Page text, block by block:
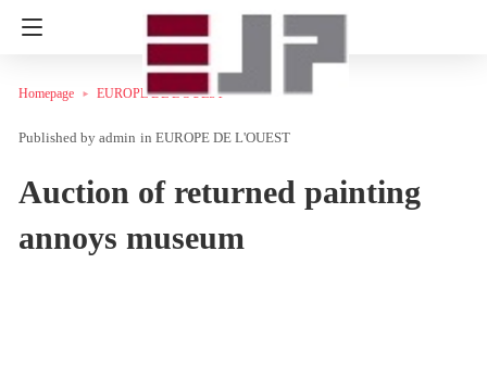
Homepage EUROPE DE L'OUEST
admin in EUROPE DE L'OUEST
Auction of returned painting
annoys museum